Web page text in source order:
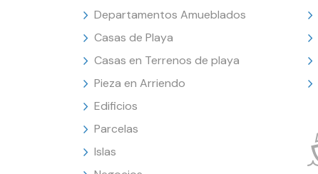
Departamentos Amueblados
Casas de Playa
Casas en Terrenos de playa
Pieza en Arriendo
Edificios
Parcelas
Islas